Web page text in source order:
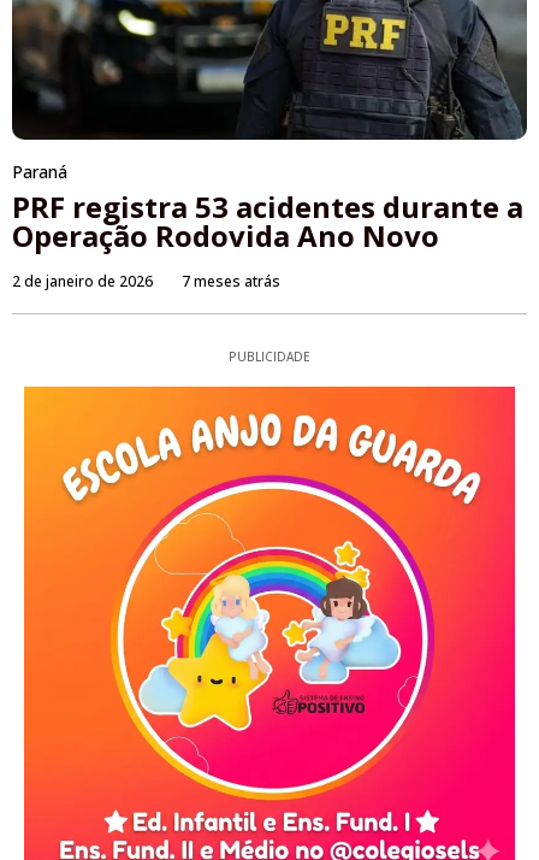
Paraná
PRF registra 53 acidentes durante a
Operação Rodovida Ano Novo
2 de janeiro de 2026 7 meses atrás
PUBLICIDADE